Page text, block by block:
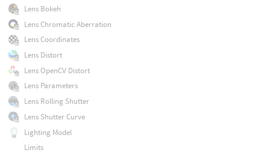
Lens Bokeh
Lens Chromatic Aberration
Lens Coordinates
Lens Distort
Lens OpenCV Distort
Lens Parameters
Lens Rolling Shutter
Lens Shutter Curve
Lighting Model
Limits